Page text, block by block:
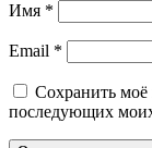
Имя *
Email *
Сохранить моё
последующих